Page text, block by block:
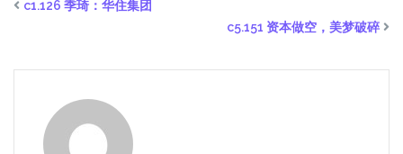
c1.126 季琦：华住集团
c5.151 资本做空，美梦破碎